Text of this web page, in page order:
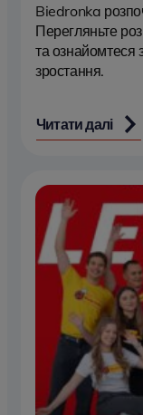
Biedronka
Перегляньте
та ознайомтеся
зростання.
Читати далі